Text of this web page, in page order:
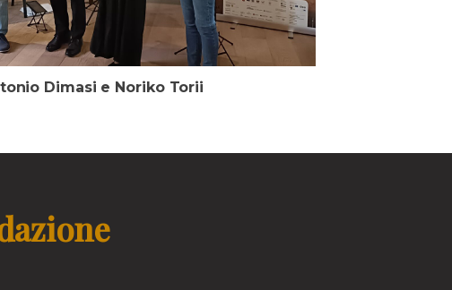
Dimasi e Noriko Torii